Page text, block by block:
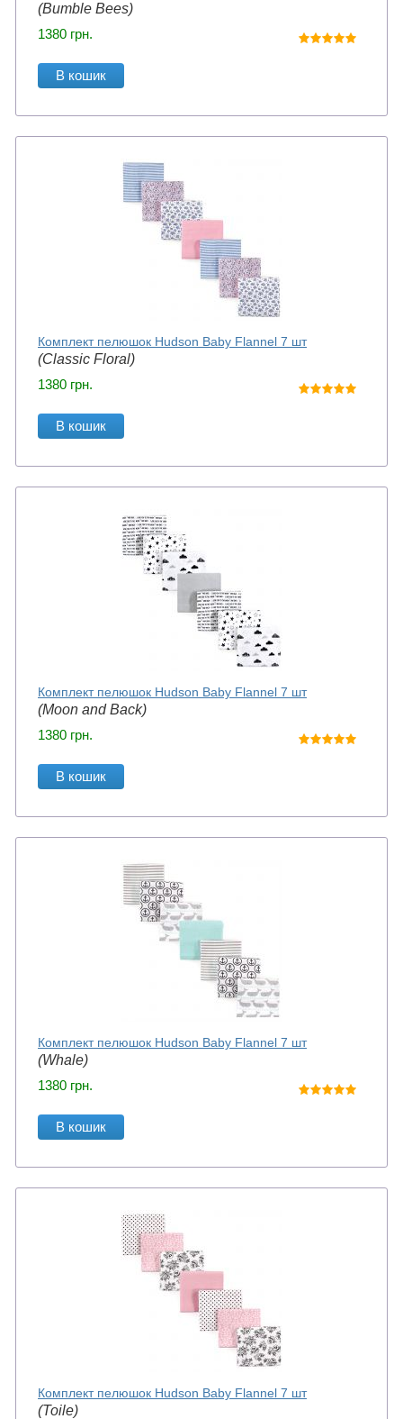
(Bumble Bees)
1380 грн.
В кошик
Комплект пелюшок Hudson Baby Flannel 7 шт
(Classic Floral)
1380 грн.
В кошик
Комплект пелюшок Hudson Baby Flannel 7 шт
(Moon and Back)
1380 грн.
В кошик
Комплект пелюшок Hudson Baby Flannel 7 шт
(Whale)
1380 грн.
В кошик
Комплект пелюшок Hudson Baby Flannel 7 шт
(Toile)